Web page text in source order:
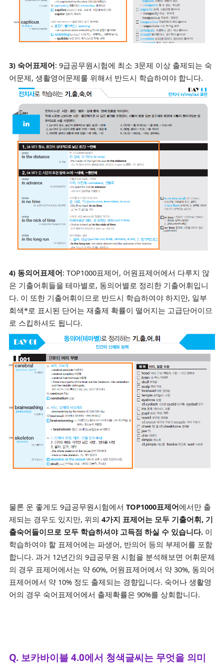
3) 숙어표제어: 9급공무원시험에 최소 3문제 이상 출제되는 숙
어문제, 생활영어문제룰 위해서 반드시 학습하여야 합니다.
4) 동의어표제어: TOP1000표제어, 어원표제어에서 다루지 않
은 기출어휘들을 테마별로, 동의어별로 정리한 기출어휘입니
다. 이 또한 기출어휘이므로 반드시 학습하여야 하지만, 일부
회색*로 표시된 단어는 재출제 확률이 떨어지는 고급단어이므
로 스킵하셔도 됩니다.
물론 운 좋게도 9급공무원시험에서 TOP1000표제어에서만 출
제되는 경우도 있지만, 위의 4가지 표제어는 모두 기출어휘, 기
출숙어들이므로 모두 학습하셔야 고득점 하실 수 있습니다. 이
학습하여야 할 표제어에는 파생어, 반의어 등의 부제어를 포함
합니다. 과거 12년간의 9급공무원 시험을 분석해보면 어휘문제
의 경우 표제어에서는 약 60%, 어원표제어에서 약 30%, 동의어
표제어에서 약 10% 정도 출제되는 경향입니다. 숙어나 생활영
어의 경우 숙어표제어에서 출제확률은 90%를 상회합니다.
Q. 보카바이블 4.0에서 청색글씨는 무엇을 의미